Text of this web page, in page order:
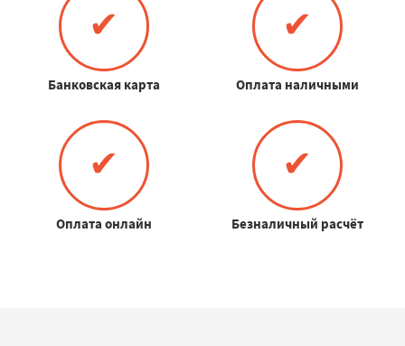
✔
Банковская карта
✔
Оплата наличными
✔
Оплата онлайн
✔
Безналичный расчёт